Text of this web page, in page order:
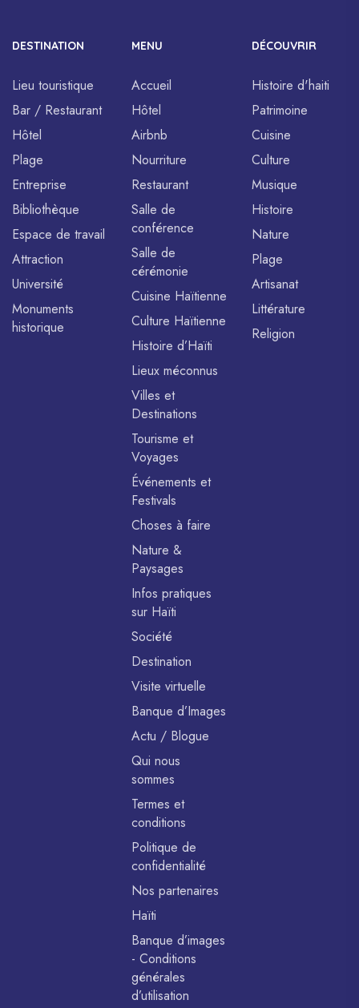
DESTINATION
Lieu touristique
Bar / Restaurant
Hôtel
Plage
Entreprise
Bibliothèque
Espace de travail
Attraction
Université
Monuments
historique
MENU
Accueil
Hôtel
Airbnb
Nourriture
Restaurant
Salle de
conférence
Salle de
cérémonie
Cuisine Haïtienne
Culture Haïtienne
Histoire d’Haïti
Lieux méconnus
Villes et
Destinations
Tourisme et
Voyages
Événements et
Festivals
Choses à faire
Nature &
Paysages
Infos pratiques
sur Haïti
Société
Destination
Visite virtuelle
Banque d’Images
Actu / Blogue
Qui nous
sommes
Termes et
conditions
Politique de
confidentialité
Nos partenaires
Haïti
Banque d’images
- Conditions
générales
d’utilisation
DÉCOUVRIR
Histoire d'haiti
Patrimoine
Cuisine
Culture
Musique
Histoire
Nature
Plage
Artisanat
Littérature
Religion